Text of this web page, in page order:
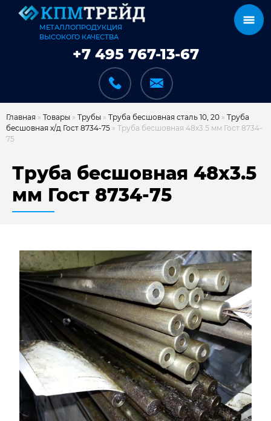
МЕТАЛЛОПРОДУКЦИЯ
ВЫСОКОГО КАЧЕСТВА
+7 495 767-13-67
ДОСТАВКА И ОПЛАТА
НАШИ ОБЪЕКТЫ
ОТЗЫВЫ
О НАС
БЛОГ
КОНТАКТЫ
Главная » Товары » Трубы » Труба бесшовная сталь 10, 20 » Труба
бесшовная х/д Гост 8734-75 » Труба бесшовная 48х3.5 мм Гост 8734-
75
Труба бесшовная 48х3.5
мм Гост 8734-75